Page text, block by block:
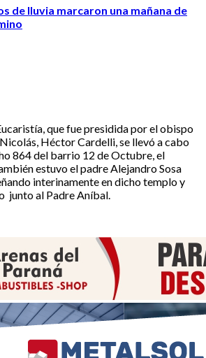
de lluvia marcaron una mañana de
que fue presidida por el obispo
Héctor Cardelli, se llevó a cabo
864 del barrio 12 de Octubre, el
estuvo el padre Alejandro Sosa
interinamente en dicho templo y
junto al Padre Aníbal.